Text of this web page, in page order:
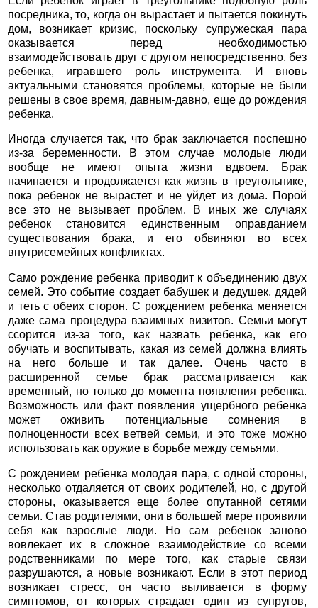
посредника, то, когда он вырастает и пытается покинуть
дом, возникает кризис, поскольку супружеская пара
оказывается перед необходимостью
взаимодействовать друг с другом непосредственно, без
ребенка, игравшего роль инструмента. И вновь
актуальными становятся проблемы, которые не были
решены в свое время, давным-давно, еще до рождения
ребенка.
Иногда случается так, что брак заключается поспешно
из-за беременности. В этом случае молодые люди
вообще не имеют опыта жизни вдвоем. Брак
начинается и продолжается как жизнь в треугольнике,
пока ребенок не вырастет и не уйдет из дома. Порой
все это не вызывает проблем. В иных же случаях
ребенок становится единственным оправданием
существования брака, и его обвиняют во всех
внутрисемейных конфликтах.
Само рождение ребенка приводит к объединению двух
семей. Это событие создает бабушек и дедушек, дядей
и теть с обеих сторон. С рождением ребенка меняется
даже сама процедура взаимных визитов. Семьи могут
ссорится из-за того, как назвать ребенка, как его
обучать и воспитывать, какая из семей должна влиять
на него больше и так далее. Очень часто в
расширенной семье брак рассматривается как
временный, но только до момента появления ребенка.
Возможность или факт появления ущербного ребенка
может оживить потенциальные сомнения в
полноценности всех ветвей семьи, и это тоже можно
использовать как оружие в борьбе между семьями.
С рождением ребенка молодая пара, с одной стороны,
несколько отдаляется от своих родителей, но, с другой
стороны, оказывается еще более опутанной сетями
семьи. Став родителями, они в большей мере проявили
себя как взрослые люди. Но сам ребенок заново
вовлекает их в сложное взаимодействие со всеми
родственниками по мере того, как старые связи
разрушаются, а новые возникают. Если в этот период
возникает стресс, он часто выливается в форму
симптомов, от которых страдает один из супругов,